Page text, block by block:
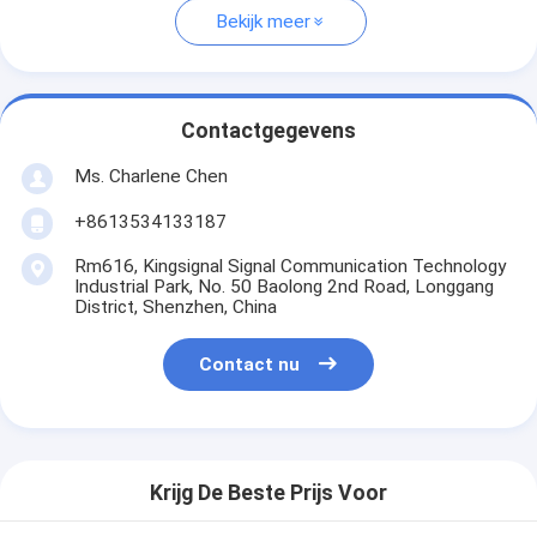
Bekijk meer
Contactgegevens
Ms. Charlene Chen
+8613534133187
Rm616, Kingsignal Signal Communication Technology
Industrial Park, No. 50 Baolong 2nd Road, Longgang
District, Shenzhen, China
Contact nu
Krijg De Beste Prijs Voor